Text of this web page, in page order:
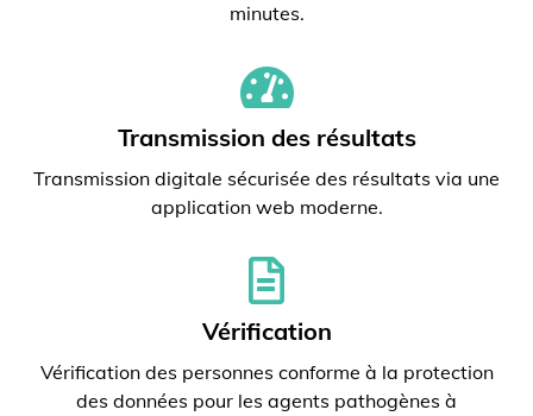
minutes.
Transmission des résultats
Transmission digitale sécurisée des résultats via une
application web moderne.
Vérification
Vérification des personnes conforme à la protection
des données pour les agents pathogènes à